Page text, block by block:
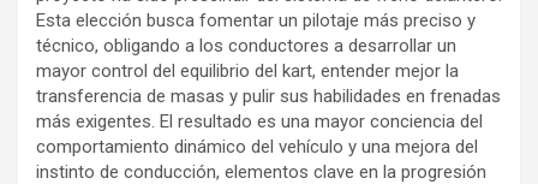
Esta elección busca fomentar un pilotaje más preciso y
técnico, obligando a los conductores a desarrollar un
mayor control del equilibrio del kart, entender mejor la
transferencia de masas y pulir sus habilidades en frenadas
más exigentes. El resultado es una mayor conciencia del
comportamiento dinámico del vehículo y una mejora del
instinto de conducción, elementos clave en la progresión